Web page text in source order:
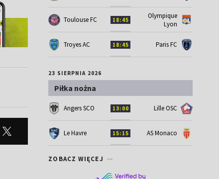
Toulouse FC 18:45
Olympique
Lyon
Troyes AC 18:45 Paris FC
23 SIERPNIA 2026
Piłka nożna
Angers SCO 13:00 Lille OSC
Le Havre 15:15 AS Monaco
ZOBACZ WIĘCEJ